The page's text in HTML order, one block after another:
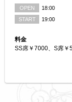
OPEN
18:00
START
19:00
料金
SS席￥7000、S席￥